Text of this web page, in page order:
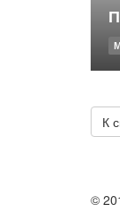
К
©